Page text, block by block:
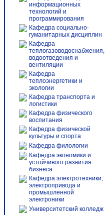
информационных
технологий и
программирования
Кафедра социально-
гуманитарных дисциплин
Кафедра
теплогазоводоснабжения,
водоотведения и
вентиляции
Кафедра
теплоэнергетики и
экологии
Кафедра транспорта и
логистики
Кафедра физического
воспитания
Кафедра физической
культуры и спорта
Кафедра филологии
Кафедра экономики и
устойчивого развития
бизнеса
Кафедра электротехники,
электропривода и
промышленной
электроники
Университетский колледж